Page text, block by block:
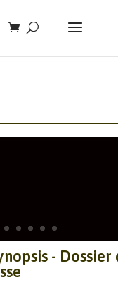
- Dossier